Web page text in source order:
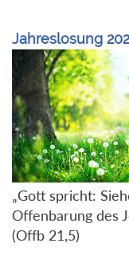
Jahreslosung
„Gott spricht:
Offenbarung des
(Offb 21,5)